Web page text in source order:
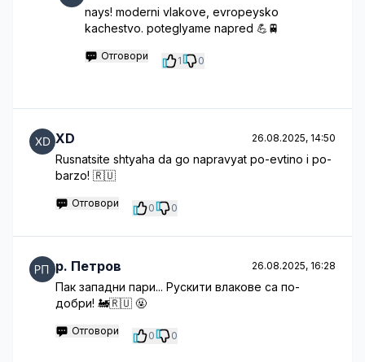
nays! moderni vlakove, evropeysko
kachestvo. poteglyame napred 💪🚆
Отговори 1 0
XD 26.08.2025, 14:50
Rusnatsite shtyaha da go napravyat po-evtino i po-
barzo! 🇷🇺
Отговори 0 0
p. Петров 26.08.2025, 16:28
Пак западни пари... Рускити влакове са по-
добри! 🚂🇷🇺 🤬
Отговори 0 0